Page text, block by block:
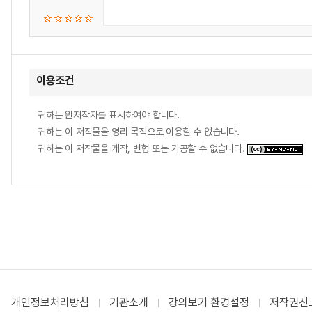
이용조건
귀하는 원저작자를 표시하여야 합니다.
귀하는 이 저작물을 영리 목적으로 이용할 수 없습니다.
귀하는 이 저작물을 개작, 변형 또는 가공할 수 없습니다.
개인정보처리방침 기관소개 강의보기 환경설정 저작권신